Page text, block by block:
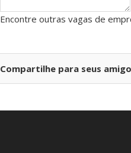
Encontre outras vagas de
Compartilhe para seus